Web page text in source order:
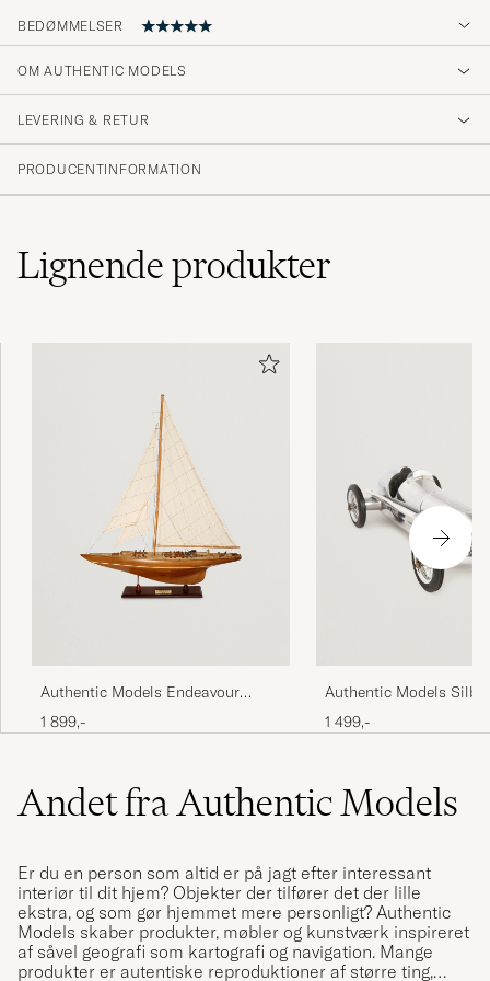
BEDØMMELSER
Súper nice
JILL B KØBTE PÅ CAREOFCARL.ES
KØBTE PÅ CAREOFCARL.DE
OM AUTHENTIC MODELS
LEVERING & RETUR
PRODUCENTINFORMATION
Lignendeprodukter
Authentic Models Endeavour
Yacht Classic Wood
1 899,-
Authentic Models
Racing Car Silver
1 499,-
Andet fra Authentic Models
Er du en person som altid er på jagt efter interessant
interiør til dit hjem? Objekter der tilfører det der lille
ekstra, og som gør hjemmet mere personligt? Authentic
Models skaber produkter, møbler og kunstværk inspireret
af såvel geografi som kartografi og navigation. Mange
produkter er autentiske reproduktioner af større ting,